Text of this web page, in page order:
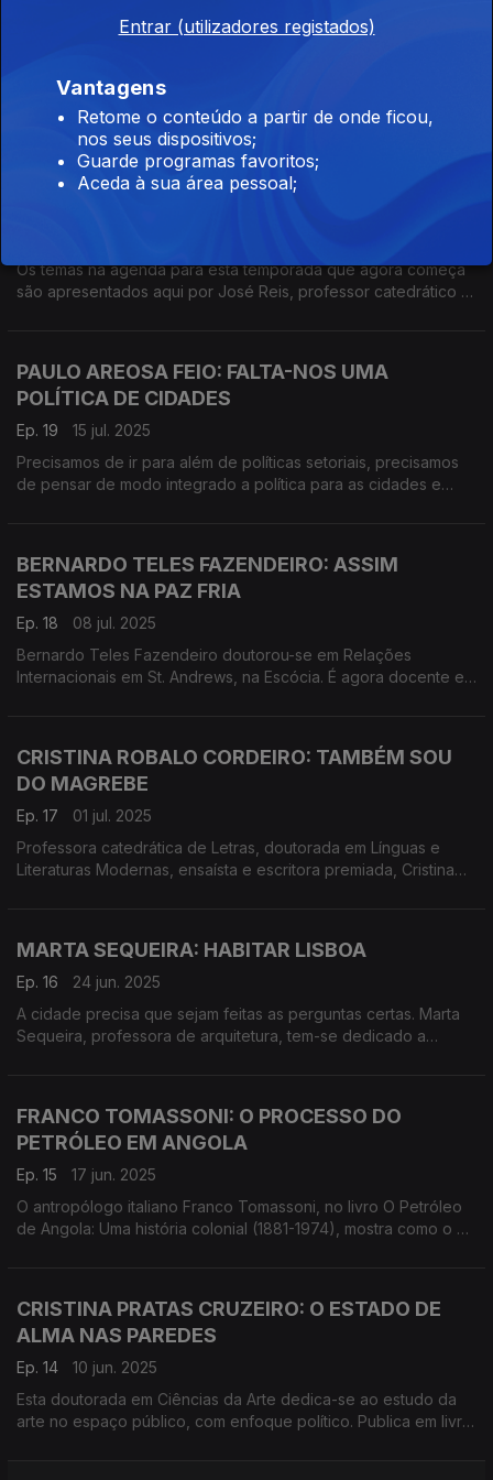
MOBILIDADE FERROVIÁRIA
"Os comboios e a mobilidade ferroviária são muito mais do
que um assunto técnico. Trata-se de discutir como queremos
Portugal nas suas ligações internas e com o exterior", conta-
nos o especialista Frederico Francisco.
Os temas na agenda para esta temporada que agora começa
são apresentados aqui por José Reis, professor catedrático e
PAULO AREOSA FEIO: FALTA-NOS UMA
POLÍTICA DE CIDADES
Ep. 19
15 jul. 2025
Precisamos de ir para além de políticas setoriais, precisamos
de pensar de modo integrado a política para as cidades e
BERNARDO TELES FAZENDEIRO: ASSIM
ESTAMOS NA PAZ FRIA
Ep. 18
08 jul. 2025
Bernardo Teles Fazendeiro doutorou-se em Relações
Internacionais em St. Andrews, na Escócia. É agora docente e
CRISTINA ROBALO CORDEIRO: TAMBÉM SOU
DO MAGREBE
Ep. 17
01 jul. 2025
Professora catedrática de Letras, doutorada em Línguas e
Literaturas Modernas, ensaísta e escritora premiada, Cristina
MARTA SEQUEIRA: HABITAR LISBOA
Ep. 16
24 jun. 2025
A cidade precisa que sejam feitas as perguntas certas. Marta
Sequeira, professora de arquitetura, tem-se dedicado a
FRANCO TOMASSONI: O PROCESSO DO
PETRÓLEO EM ANGOLA
Ep. 15
17 jun. 2025
O antropólogo italiano Franco Tomassoni, no livro O Petróleo
de Angola: Uma história colonial (1881-1974), mostra como o o
CRISTINA PRATAS CRUZEIRO: O ESTADO DE
ALMA NAS PAREDES
Ep. 14
10 jun. 2025
Esta doutorada em Ciências da Arte dedica-se ao estudo da
arte no espaço público, com enfoque político. Publica em livro
Entrar (utilizadores registados)
Vantagens
Retome o conteúdo a partir de onde ficou,
nos seus dispositivos;
Guarde programas favoritos;
Aceda à sua área pessoal;